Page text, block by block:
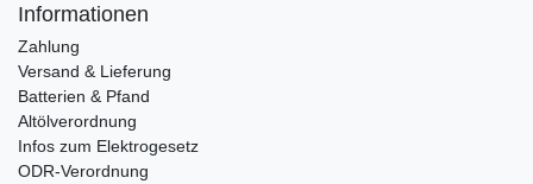
Informationen
Zahlung
Versand & Lieferung
Batterien & Pfand
Altölverordnung
Infos zum Elektrogesetz
ODR-Verordnung